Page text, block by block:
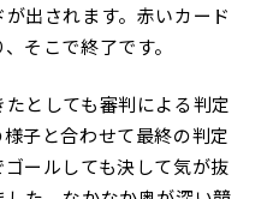
出されます。赤いカード
そこで終了です。
としても審判による判定
子と合わせて最終の判定
ールしても決して気が抜